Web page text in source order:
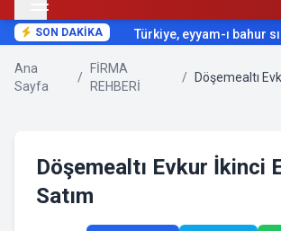
SON DAKİKA Türkiye, eyyam-ı bahur
Ana
Sayfa
/
FİRMA
REHBERİ
/
Döşemealtı Evkur İkinci
Satım